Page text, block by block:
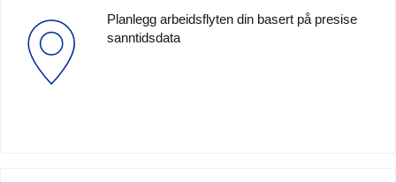
Planlegg arbeidsflyten din basert på presise
sanntidsdata